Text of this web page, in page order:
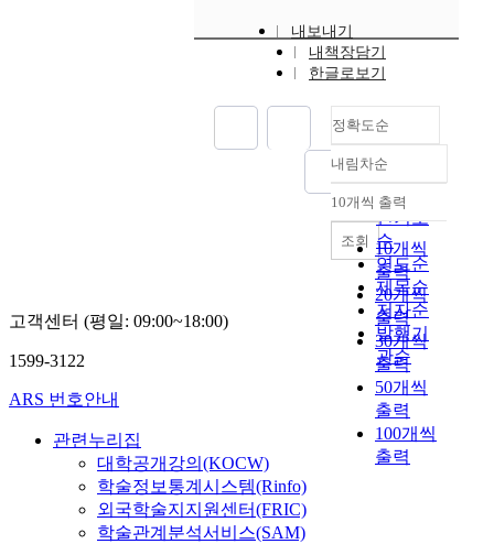
내보내기
내책장담기
한글로보기
정확도순
정확도
순
인기도
순
연도순
제목순
저자순
발행기
관순
내림차순
내림차순
10개씩 출력
10개씩
출력
20개씩
출력
30개씩
출력
50개씩
출력
100개씩
출력
조회
고객센터 (평일: 09:00~18:00)
1599-3122
ARS 번호안내
관련누리집
대학공개강의(KOCW)
학술정보통계시스템(Rinfo)
외국학술지지원센터(FRIC)
학술관계분석서비스(SAM)